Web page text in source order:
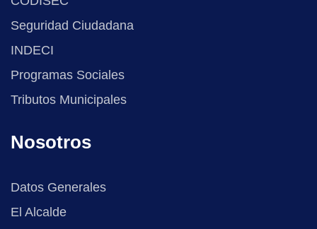
Seguridad Ciudadana
INDECI
Programas Sociales
Tributos Municipales
Nosotros
Datos Generales
El Alcalde